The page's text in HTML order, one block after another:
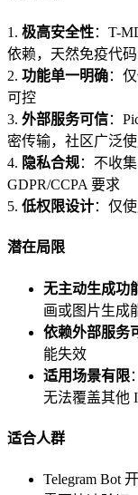
1. 极高安全性：T-
依赖，天然免疫代
2. 功能单一明确：
可控
3. 外部服务可信：
密传输，社区广泛使
4. 隐私合规：不收
GDPR/CCPA 要求
5. 低权限设计：仅
潜在局限
无主动生成功
画或图片生成
依赖外部服务
能失效
适用场景有限
无法覆盖其他
适合人群
Telegram Bot